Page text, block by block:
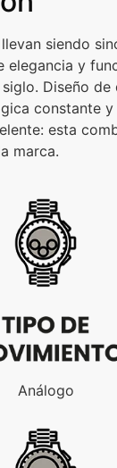
siendo
elegancia y
Diseño de
constante y
esta
marca.
Análogo